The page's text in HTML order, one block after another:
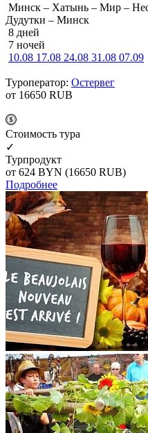
Минск – Хатынь – Мир –
Дудутки – Минск
8 дней
7 ночей
10.08 17.08 24.08 31.08 07.09
Туроператор: Остервег
от 16650 RUB
Cтоимость тура
✓
Турпродукт
от 624 BYN (16650 RUB)
Подробнее